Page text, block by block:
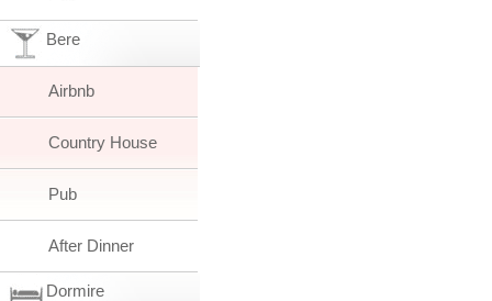
Bere
Airbnb
Country House
Pub
After Dinner
Dormire